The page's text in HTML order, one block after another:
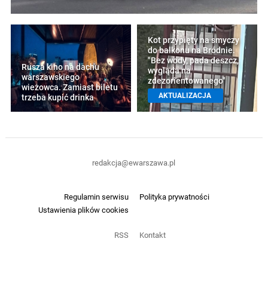
Rusza kino na dachu
warszawskiego
wieżowca. Zamiast biletu
trzeba kupić drinka
Kot przypięty na smyczy
do balkonu na Bródnie.
"Bez wody, pada deszcz,
wygląda na
zdezorientowanego"
AKTUALIZACJA
Regulamin serwisu
Polityka prywatności
Ustawienia plików cookies
RSS Kontakt
redakcja@ewarszawa.pl